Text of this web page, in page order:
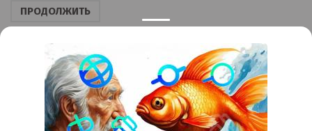
ПРОДОЛЖИТЬ
Контакты
Краснодар Тимашевск Темрюк
+7 (861) 298-41-90 +7 (861) 298-41-90